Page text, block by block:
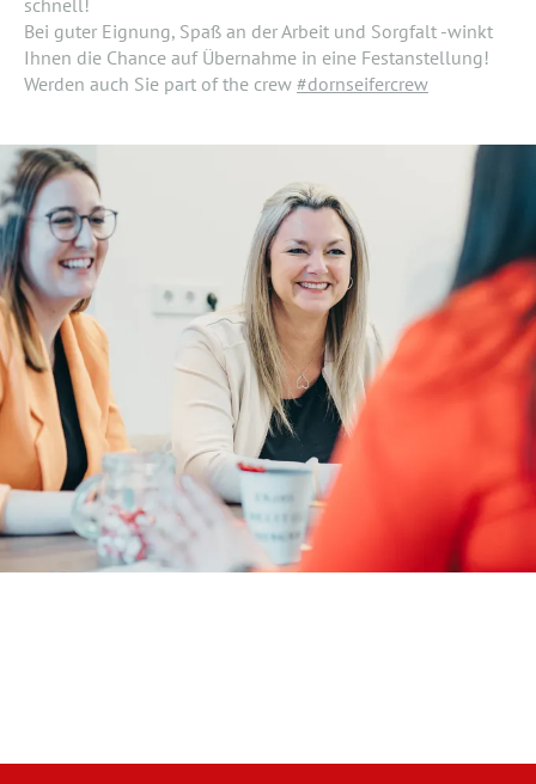
Bei guter Eignung, Spaß an der Arbeit und Sorgfalt -winkt
Ihnen die Chance auf Übernahme in eine Festanstellung!
Werden auch Sie part of the crew #dornseifercrew